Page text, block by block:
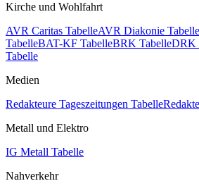
Kirche und Wohlfahrt
AVR Caritas TabelleAVR Diakonie Tabelle
TabelleBAT-KF TabelleBRK TabelleDRK
Tabelle
Medien
Redakteure Tageszeitungen Tabelle
Metall und Elektro
IG Metall Tabelle
Nahverkehr